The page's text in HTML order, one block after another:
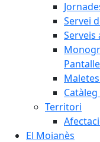
Servei
Serveis
Territori
El Moianès